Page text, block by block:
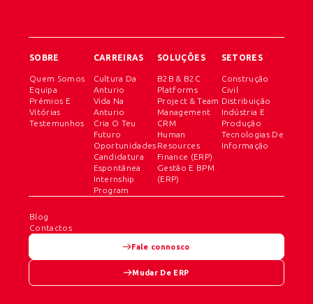
SOBRE
Quem Somos
Equipa
Prémios E
Vitórias
Testemunhos
CARREIRAS
Cultura Da
Anturio
Vida Na
Anturio
Cria O Teu
Futuro
Oportunidades
Candidatura
Espontânea
Internship
Program
SOLUÇÕES
B2B & B2C
Platforms
Project & Team
Management
CRM
Human
Resources
Finance (ERP)
Gestão E BPM
(ERP)
SETORES
Construção
Civil
Distribuição
Indústria E
Produção
Tecnologias De
Informação
Blog
Contactos
Fale connosco
Mudar De ERP